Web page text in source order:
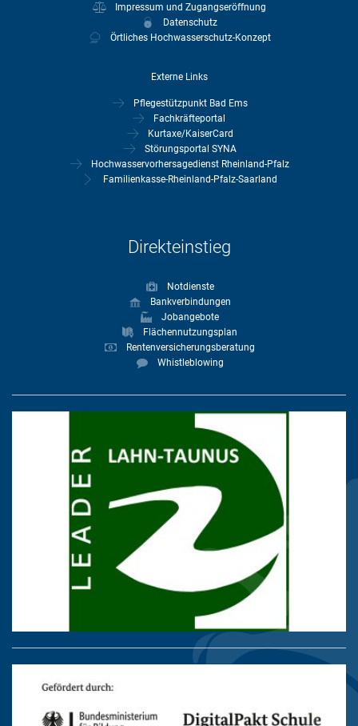
Impressum und Zugangseröffnung
Datenschutz
Örtliches Hochwasserschutz-Konzept
Externe Links
Pflegestützpunkt Bad Ems
Fachkräfteportal
Kurtaxe/KaiserCard
Störungsportal SYNA
Hochwasservorhersagedienst Rheinland-Pfalz
Familienkasse-Rheinland-Pfalz-Saarland
Direkteinstieg
Notdienste
Bankverbindungen
Jobangebote
Flächennutzungsplan
Rentenversicherungsberatung
Whistleblowing